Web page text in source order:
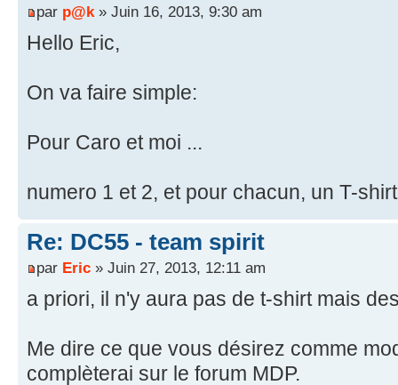
par p@k » Juin 16, 2013, 9:30 am
Hello Eric,
On va faire simple:
Pour Caro et moi ...
numero 1 et 2, et pour chacun, un T-
Re: DC55 - team spirit
par Eric » Juin 27, 2013, 12:11 am
a priori, il n'y aura pas de t-shirt mais
Me dire ce que vous désirez comme
complèterai sur le forum MDP.